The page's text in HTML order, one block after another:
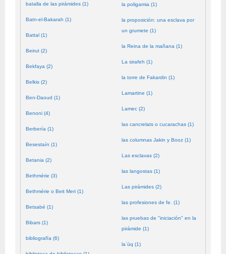
batalla de las pirámides (1)
Batn-el-Bakarah (1)
Battal (1)
Beirut (2)
Bekfaya (2)
Belkis (2)
Ben-Daoud (1)
Benoni (4)
Berbería (1)
Besestaín (1)
Betania (2)
Bethmérie (3)
Bethmérie o Beit Meri (1)
Betsabé (1)
Bibars (1)
bibliografía (6)
la poligamia (1)
la proposición: una esclava por
un grumete (1)
la Reina de la mañana (1)
La sirafeh (1)
la torre de Fakardin (1)
Lamartine (1)
Lamec (2)
las cancrelats o cucarachas (1)
las columnas Jakin y Booz (1)
Las esclavas (2)
las langostas (1)
Las pirámides (2)
las profesiones de fe. (1)
las pruebas de "iniciación" en la
pirámide (1)
laʿūq (1)